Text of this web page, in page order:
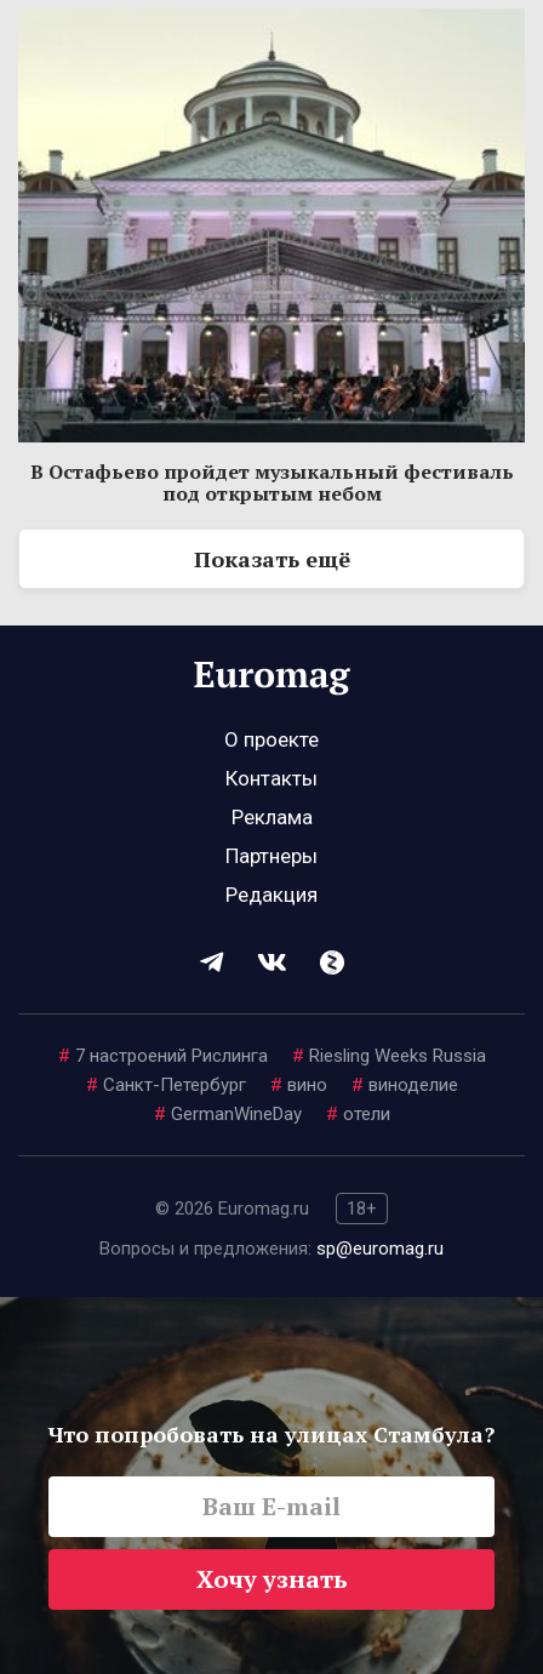
В Остафьево пройдет музыкальный фестиваль
под открытым небом
Показать ещё
О проекте
Контакты
Реклама
Партнеры
Редакция
# 7 настроений Рислинга # Riesling Weeks Russia
# Санкт-Петербург # вино # виноделие
# GermanWineDay # отели
© 2026 Euromag.ru
18+
Вопросы и предложения: sp@euromag.ru
Что попробовать на улицах Стамбула?
Хочу узнать